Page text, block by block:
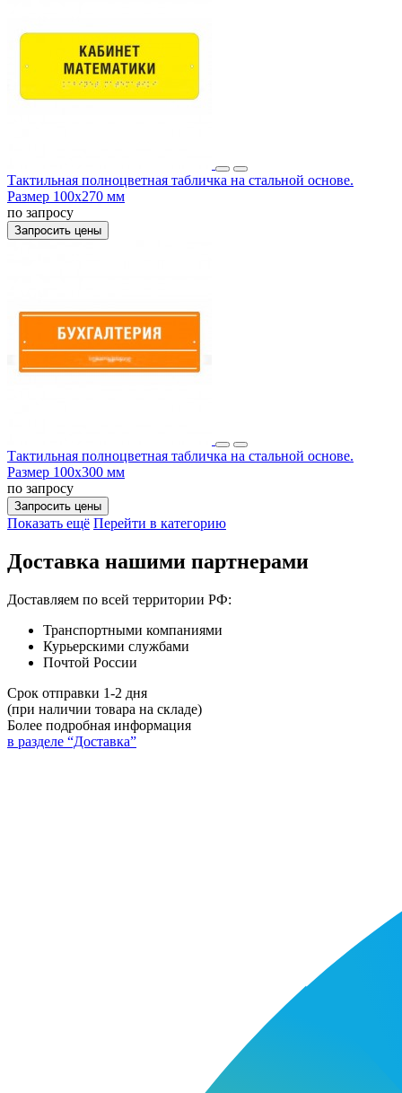
Тактильная полноцветная табличка на стальной основе.
Размер 100x270 мм
по запросу
Запросить цены
Тактильная полноцветная табличка на стальной основе.
Размер 100x300 мм
по запросу
Запросить цены
Показать ещё Перейти в категорию
Доставка нашими партнерами
Доставляем по всей территории РФ:
Транспортными компаниями
Курьерскими службами
Почтой России
Срок отправки 1-2 дня
(при наличии товара на складе)
Более подробная информация
в разделе “Доставка”